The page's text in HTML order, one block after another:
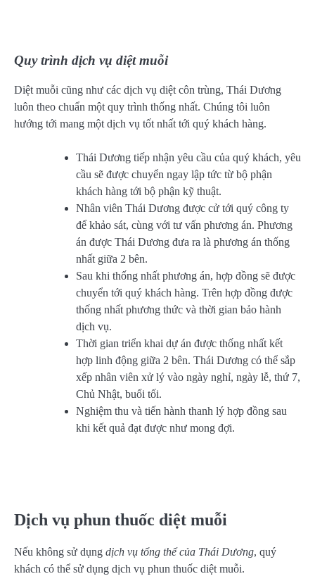
Quy trình dịch vụ diệt muỗi
Diệt muỗi cũng như các dịch vụ diệt côn trùng, Thái Dương
luôn theo chuẩn một quy trình thống nhất. Chúng tôi luôn
hướng tới mang một dịch vụ tốt nhất tới quý khách hàng.
Thái Dương tiếp nhận yêu cầu của quý khách, yêu
cầu sẽ được chuyển ngay lập tức từ bộ phận
khách hàng tới bộ phận kỹ thuật.
Nhân viên Thái Dương được cử tới quý công ty
để khảo sát, cùng với tư vấn phương án. Phương
án được Thái Dương đưa ra là phương án thống
nhất giữa 2 bên.
Sau khi thống nhất phương án, hợp đồng sẽ được
chuyển tới quý khách hàng. Trên hợp đồng được
thống nhất phương thức và thời gian bảo hành
dịch vụ.
Thời gian triển khai dự án được thống nhất kết
hợp linh động giữa 2 bên. Thái Dương có thể sắp
xếp nhân viên xử lý vào ngày nghỉ, ngày lễ, thứ 7,
Chủ Nhật, buổi tối.
Nghiệm thu và tiến hành thanh lý hợp đồng sau
khi kết quả đạt được như mong đợi.
Dịch vụ phun thuốc diệt muỗi
Nếu không sử dụng dịch vụ tổng thể của Thái Dương, quý
khách có thể sử dụng dịch vụ phun thuốc diệt muỗi.